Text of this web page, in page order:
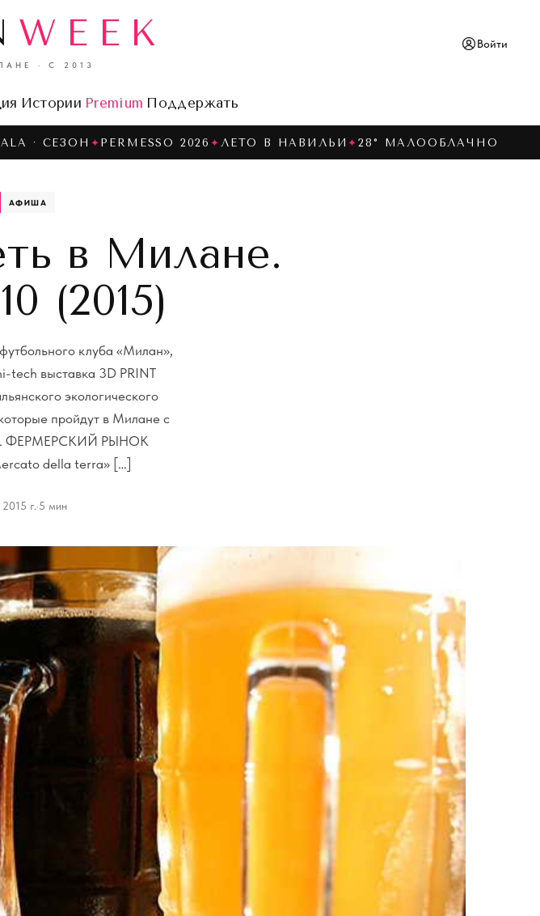
WEEK
· С 2013
Войти
Истории Premium Поддержать
· СЕЗОН ✦ PERMESSO 2026 ✦ ЛЕТО В НАВИЛЬИ ✦28° МАЛООБЛАЧНО
АФИША
в Милане.
(2015)
клуба «Милан»,
tech выставка 3D PRINT
экологического
пройдут в Милане с
ФЕРМЕРСКИЙ РЫНОК
della terra» […]
г.·5 мин